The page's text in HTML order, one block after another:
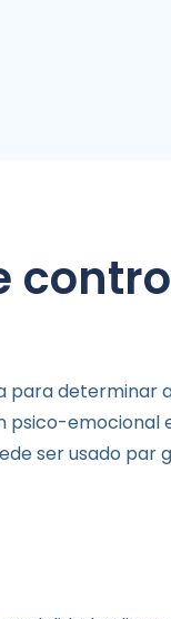
para determinar
emocional
ser usado par